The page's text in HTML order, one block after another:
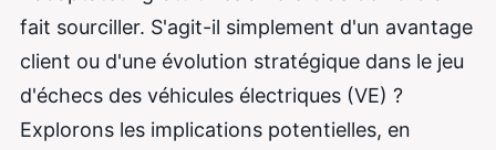
fait sourciller. S'agit-il simplement d'un avantage
client ou d'une évolution stratégique dans le jeu
d'échecs des véhicules électriques (VE) ?
Explorons les implications potentielles, en